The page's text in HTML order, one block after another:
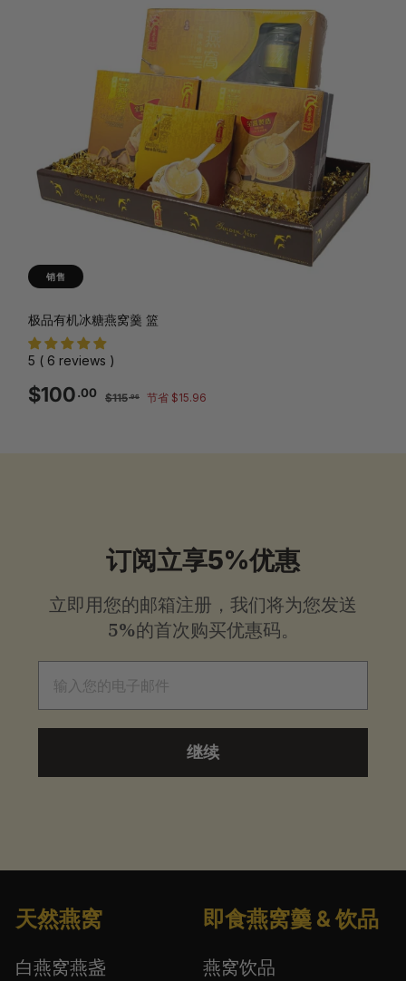
销售
极品有机冰糖燕窝羹 篮
5 ( 6 reviews )
销
售
$100.00$100.00
常
$115.96$115.96
节省 $15.96
订阅立享5%优惠
立即用您的邮箱注册，我们将为您发送
5%的首次购买优惠码。
继续
天然燕窝
白燕窝燕盏
即食燕窝羹 & 饮品
燕窝饮品